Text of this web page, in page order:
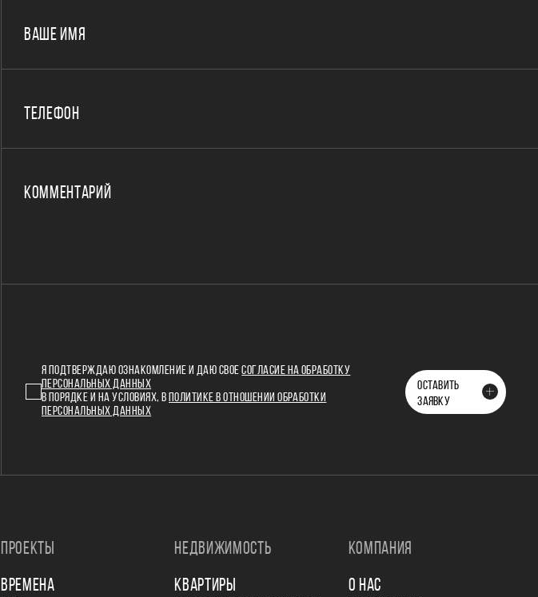
ВАШЕ ИМЯ
ТЕЛЕФОН
КОММЕНТАРИЙ
Я ПОДТВЕРЖДАЮ ОЗНАКОМЛЕНИЕ И ДАЮ СВОЕСОГЛАСИЕ НА ОБРАБОТКУ
ПЕРСОНАЛЬНЫХ ДАННЫХ
В ПОРЯДКЕ И НА УСЛОВИЯХ, В
ПОЛИТИКЕ В ОТНОШЕНИИ ОБРАБОТКИ
ПЕРСОНАЛЬНЫХ ДАННЫХ
ОСТАВИТЬ
ЗАЯВКУ
ПРОЕКТЫ
ВРЕМЕНА
НЕДВИЖИМОСТЬ
КВАРТИРЫ
КОМПАНИЯ
О НАС